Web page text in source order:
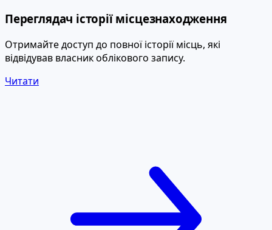
Переглядач історії місцезнаходження
Отримайте доступ до повної історії місць, які
відвідував власник облікового запису.
Читати